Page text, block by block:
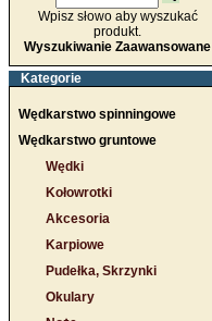
Wpisz słowo aby wyszukać
produkt.
Wyszukiwanie Zaawansowane
Kategorie
Wędkarstwo spinningowe
Wędkarstwo gruntowe
Wędki
Kołowrotki
Akcesoria
Karpiowe
Pudełka, Skrzynki
Okulary